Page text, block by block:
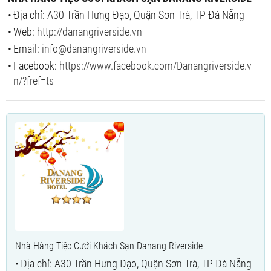
Địa chỉ: A30 Trần Hưng Đạo, Quận Sơn Trà, TP Đà Nẵng
Web: http://danangriverside.vn
Email: info@danangriverside.vn
Facebook: https://www.facebook.com/Danangriverside.v
n/?fref=ts
Nhà Hàng Tiệc Cưới Khách Sạn Danang Riverside
Địa chỉ: A30 Trần Hưng Đạo, Quận Sơn Trà, TP Đà Nẵng